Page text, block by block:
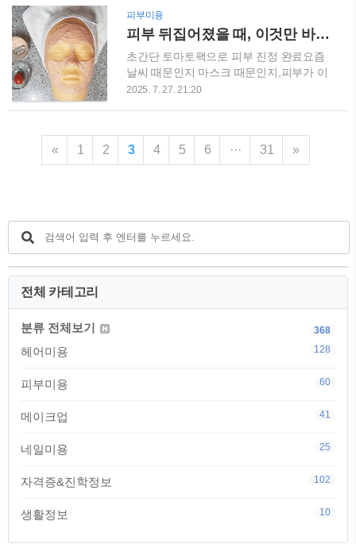
고 윗머리에 움직임을 추가해 자연스럽고
스타일리시한 분위기를 연출합니다.페이드
(fade)는 옆머리와 뒷머리를 점점 자연스럽
게 피부..
니까 정말 예쁘게 완성할 수 있더라고요!
준비물부터 체크해 봐요! 빗 (넓은 빗, 꼬리
빗)고무줄헤어핀헤어스프레이(선택사항)
반짝이 핀이나 머리장식 STEP 1: 베이스
만들기가 반이에요! 가장 중요한 건 기초
들어주세요. 이 과정을 생략하면 나중에 브
레이드가 납작해져서 예쁘지 않아요ㅠㅠ꿀
팁: 머리가 얇으신 분들은 드라이할 때부터
피부미용
피부 뒤집어졌을 때, 이것만 바르세요!
초간단 토마토팩으로 피부 진정 완료요즘
날씨 때문인지 마스크 때문인지,피부가 이
유 없이 뒤집어지는 날 많지 않으세요?저
무서웠어요 근데! SNS에서 우연히 본 토마
토팩 레시피직접 만들어 써봤더니… 세상
에, 피부가 말끔해졌어요오늘은 제가 직접
풍부해서피부 진정, 모공 수렴, 잡티 완화
분하게 가라앉혀주고,칙칙했던 톤도 확 살
질째 사용하면 좋아요)우유 1큰술 (민감한
2025. 7. 27. 21:20
« 1 2 3 4 5 6 ··· 31 »
전체 카테고리
분류 전체보기 368
헤어미용 128
피부미용 60
메이크업 41
네일미용 25
자격증&진학정보 102
생활정보 10